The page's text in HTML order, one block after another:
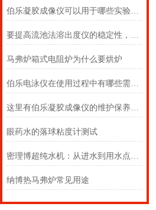
伯乐凝胶成像仪可以用于哪些实验分析情况？
要提高流池法溶出度仪的稳定性，可以从以下几个方面着手
马弗炉箱式电阻炉为什么要烘炉
伯乐电泳仪在使用过程中有哪些需要注意的
这里有伯乐凝胶成像仪的维护保养方法,快点进来瞧瞧
眼药水的落球粘度计测试
密理博超纯水机：从进水到用水点的全链路水质保障
纳博热马弗炉常见用途